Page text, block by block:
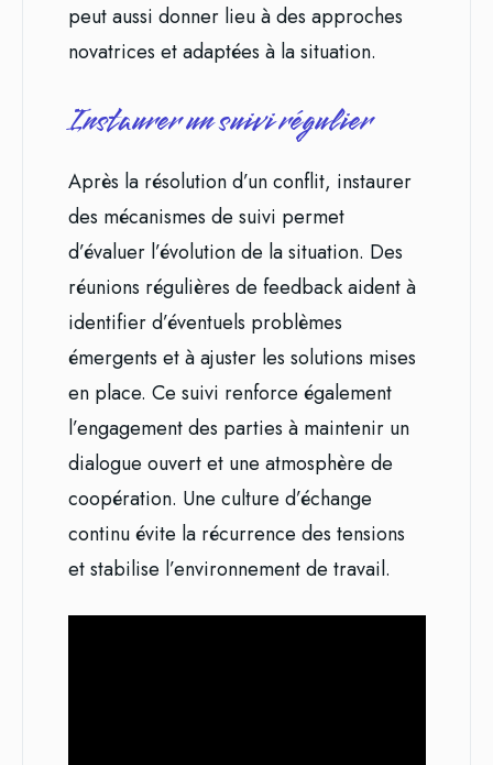
peut aussi donner lieu à des approches
novatrices et adaptées à la situation.
Instaurer un suivi régulier
Après la résolution d’un conflit, instaurer
des mécanismes de suivi permet
d’évaluer l’évolution de la situation. Des
réunions régulières de feedback aident à
identifier d’éventuels problèmes
émergents et à ajuster les solutions mises
en place. Ce suivi renforce également
l’engagement des parties à maintenir un
dialogue ouvert et une atmosphère de
coopération. Une culture d’échange
continu évite la récurrence des tensions
et stabilise l’environnement de travail.